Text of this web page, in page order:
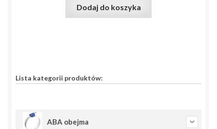
Dodaj do koszyka
Lista kategorii produktów:
ABA obejma